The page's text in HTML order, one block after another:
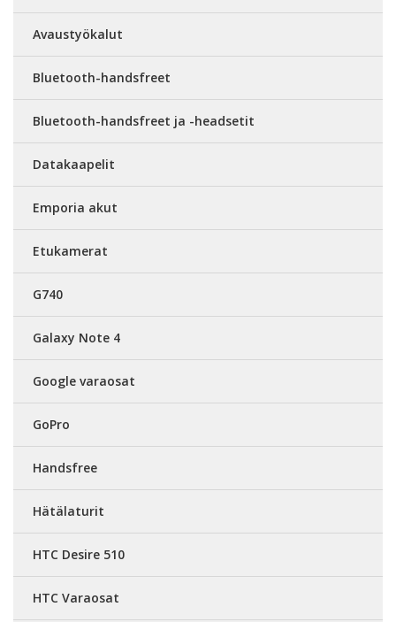
Avaustyökalut
Bluetooth-handsfreet
Bluetooth-handsfreet ja -headsetit
Datakaapelit
Emporia akut
Etukamerat
G740
Galaxy Note 4
Google varaosat
GoPro
Handsfree
Hätälaturit
HTC Desire 510
HTC Varaosat